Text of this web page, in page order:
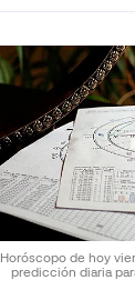
Horóscopo de hoy
predicción diaria